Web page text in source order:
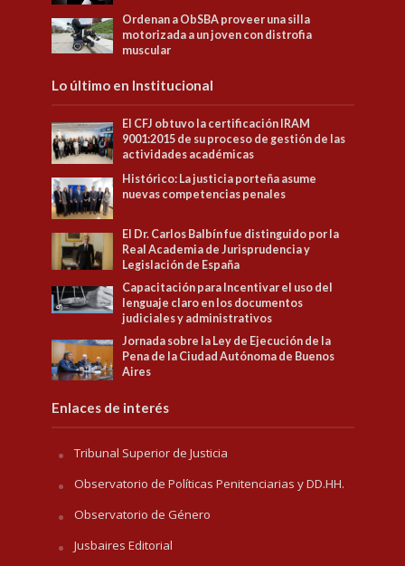
Ordenan a ObSBA proveer una silla
motorizada a un joven con distrofia
muscular
Lo último en Institucional
El CFJ obtuvo la certificación IRAM
9001:2015 de su proceso de gestión de las
actividades académicas
Histórico: La justicia porteña asume
nuevas competencias penales
El Dr. Carlos Balbín fue distinguido por la
Real Academia de Jurisprudencia y
Legislación de España
Capacitación para Incentivar el uso del
lenguaje claro en los documentos
judiciales y administrativos
Jornada sobre la Ley de Ejecución de la
Pena de la Ciudad Autónoma de Buenos
Aires
Enlaces de interés
Tribunal Superior de Justicia
Observatorio de Políticas Penitenciarias y DD.HH.
Observatorio de Género
Jusbaires Editorial